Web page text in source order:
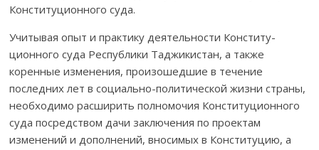
Кон­с­титуционного суда.
Учитывая опыт и практику деятельности Конс­титу­
ционного суда Рес­публики Таджикистан, а также
коренные из­менения, произошедшие в те­чение
последних лет в со­циально-политической жизни страны,
необходимо расши­рить полномочия Конституционного
суда пос­редством дачи заклю­чения по проектам
изменений и дополнений, вно­симых в Конституцию, а